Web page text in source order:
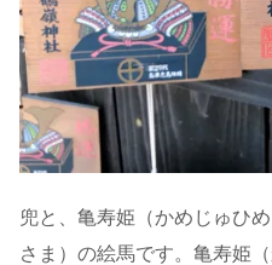
兜と、亀寿姫（かめじゅひ
さま）の絵馬です。亀寿姫